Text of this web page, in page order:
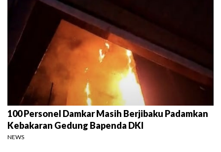
100 Personel Damkar Masih Berjibaku Padamkan
Kebakaran Gedung Bapenda DKI
NEWS